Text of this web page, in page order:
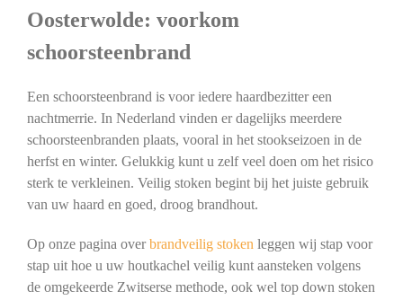
Oosterwolde: voorkom
schoorsteenbrand
Een schoorsteenbrand is voor iedere haardbezitter een
nachtmerrie. In Nederland vinden er dagelijks meerdere
schoorsteenbranden plaats, vooral in het stookseizoen in de
herfst en winter. Gelukkig kunt u zelf veel doen om het risico
sterk te verkleinen. Veilig stoken begint bij het juiste gebruik
van uw haard en goed, droog brandhout.
Op onze pagina overbrandveilig stoken leggen wij stap voor
stap uit hoe u uw houtkachel veilig kunt aansteken volgens
de omgekeerde Zwitserse methode, ook wel top down stoken